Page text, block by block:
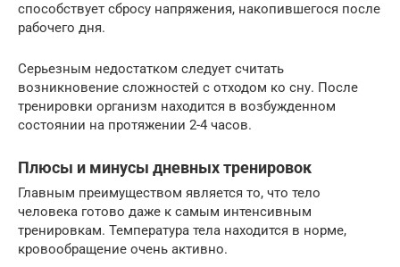
способствует сбросу напряжения, накопившегося после
рабочего дня.
Серьезным недостатком следует считать
возникновение сложностей с отходом ко сну. После
тренировки организм находится в возбужденном
состоянии на протяжении 2-4 часов.
Плюсы и минусы дневных тренировок
Главным преимуществом является то, что тело
человека готово даже к самым интенсивным
тренировкам. Температура тела находится в норме,
кровообращение очень активно.